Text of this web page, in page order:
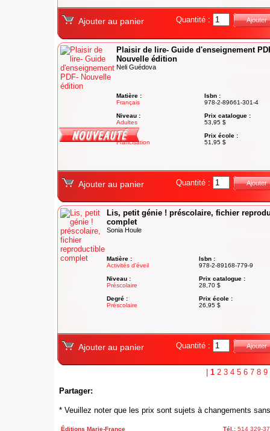
Ajouter au panier Quantité : Ajouter
Plaisir de lire- Guide d'enseignement
Nouvelle édition
Neli Guédova
Matière :
Français
Niveau :
Adultes
Degré :
Francisation
Isbn :
978-2-89661-301-4
Prix catalogue :
53,95 $
Prix école :
51,95 $
Ajouter au panier Quantité : Ajouter
Lis, petit génie ! préscolaire, fichier
complet
Sonia Houle
Matière :
Activités d'éveil
Niveau :
Préscolaire
Degré :
Préscolaire
Isbn :
978-2-89168-779-9
Prix catalogue :
28,70 $
Prix école :
26,95 $
Ajouter au panier Quantité : Ajouter
1 2 3 4 5 6 7 8 9
Partager:
* Veuillez noter que les prix sont sujets à changements
Éditions Marie-France Tél.: 514 329-